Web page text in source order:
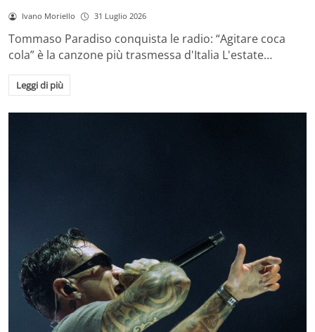
Ivano Moriello 31 Luglio 2026
Tommaso Paradiso conquista le radio: “Agitare coca
cola” è la canzone più trasmessa d'Italia L'estate…
Leggi di più